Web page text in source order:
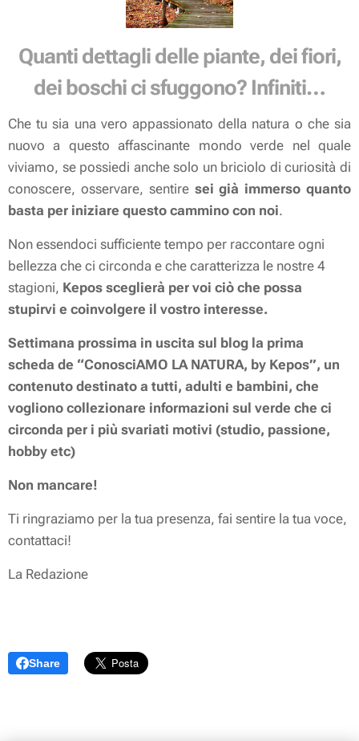
Quanti dettagli delle piante, dei fiori,
dei boschi ci sfuggono? Infiniti…
Che tu sia una vero appassionato della natura o che sia
nuovo a questo affascinante mondo verde nel quale
viviamo, se possiedi anche solo un briciolo di curiosità di
conoscere, osservare, sentire sei già immerso quanto
basta per iniziare questo cammino con noi.
Non essendoci sufficiente tempo per raccontare ogni
bellezza che ci circonda e che caratterizza le nostre 4
stagioni, Kepos sceglierà per voi ciò che possa
stupirvi e coinvolgere il vostro interesse.
Settimana prossima in uscita sul blog la prima
scheda de “ConosciAMO LA NATURA, by Kepos”, un
contenuto destinato a tutti, adulti e bambini, che
vogliono collezionare informazioni sul verde che ci
circonda per i più svariati motivi (studio, passione,
hobby etc)
Non mancare!
Ti ringraziamo per la tua presenza, fai sentire la tua voce,
contattaci!
La Redazione
Share